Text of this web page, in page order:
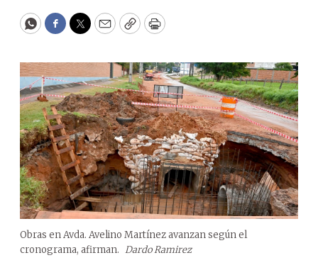
WhatsApp
Facebook
Twitter
EmailCopyPrint
Obras en Avda. Avelino Martínez avanzan según el
cronograma, afirman. Dardo Ramirez